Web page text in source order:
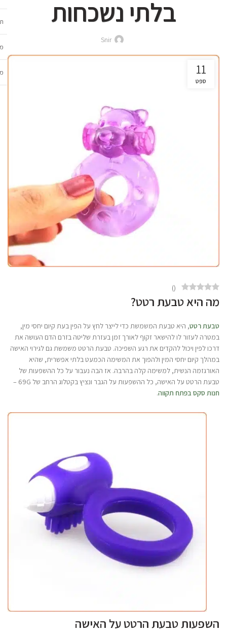
בלתי נשכחות
Snir
11
ספט
(
)
מה היא טבעת רטט?
טבעת רטט, היא טבעת המשמשת כדי לייצר לחץ על הפין בעת קיום יחסי מין,
במטרה לעזור לו להישאר זקוף לאורך זמן בעזרת שליטה בזרם הדם העושה את
דרכו לפין ויכול להקדים את רגע השפיכה. טבעת הרטט משמשת גם לגירוי האישה
במהלך קיום יחסי המין ולהפוך את המשימה הכמעט בלתי אפשרית, שהיא
האורגזמה הנשית, למשימה קלה בהרבה. אז הבה נעבור על כל ההשפעות של
טבעת הרטט על האישה, כל ההשפעות על הגבר ונציץ בקטלוג הרחב של 69G –
חנות סקס בפתח תקווה.
השפעות טבעת הרטט על האישה